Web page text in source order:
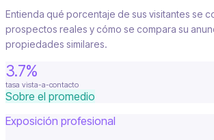
Entienda qué porcentaje de sus visitantes se
prospectos reales y cómo se compara su
propiedades similares.
3.7%
tasa vista-a-contacto
Sobre el promedio
Exposición profesional